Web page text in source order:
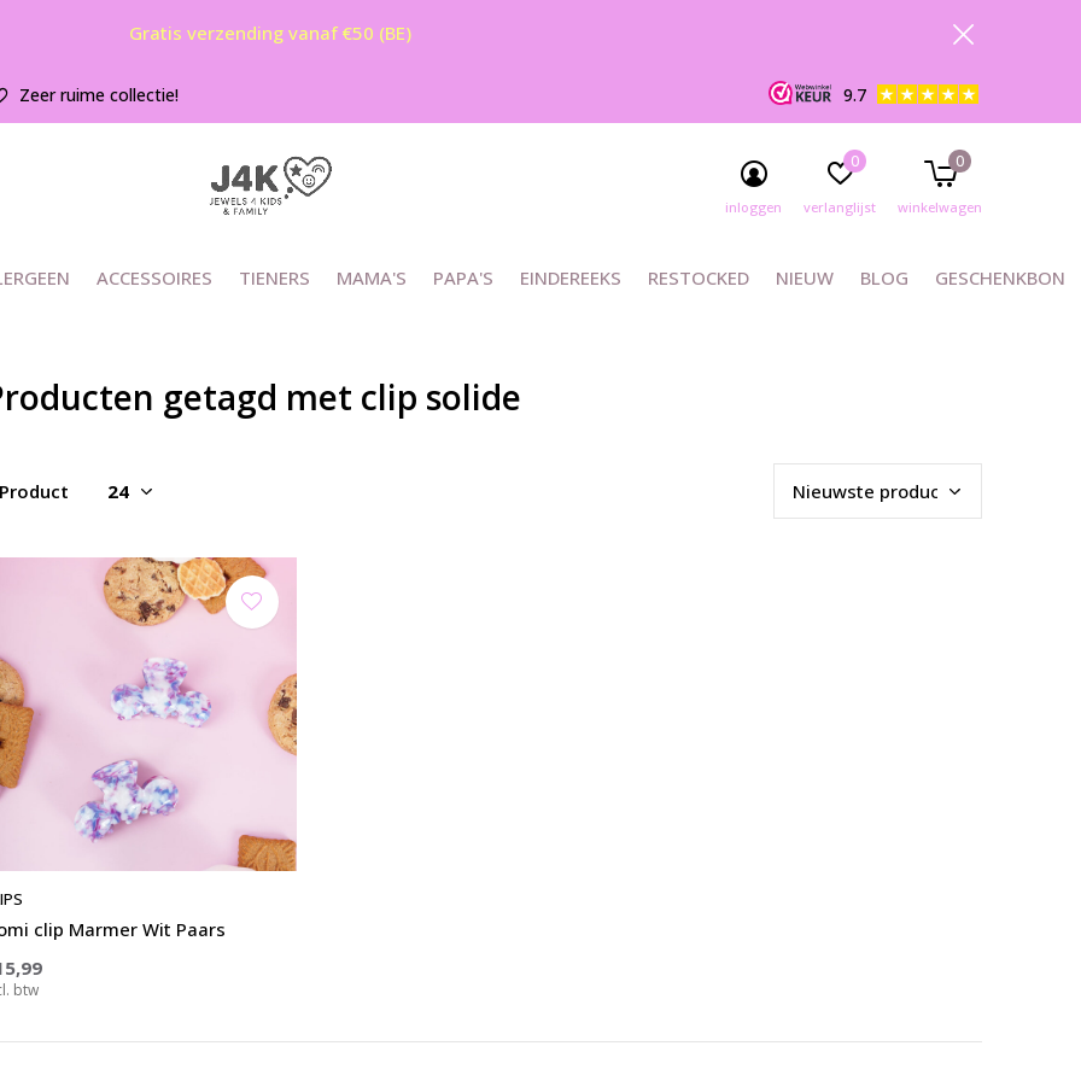
ACCESSOIRES TIENERS MAMA'S PAPA'S EINDEREEKS RESTOCKED NIEUW BLOG GESCHENKBON
inloggen verlanglijst
0
winkelwagen
0
Zeer ruime collectie! 9.7
Gratis verzending vanaf €50 (BE)
getagd met clip solide
clip Marmer Wit Paars
btw